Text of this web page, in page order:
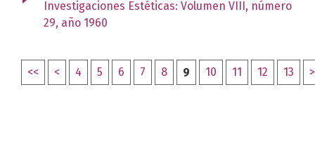
Investigaciones Estéticas: Volumen VIII, número
29, año 1960
<< < 4 5 6 7 8 9 10 11 12 13 >